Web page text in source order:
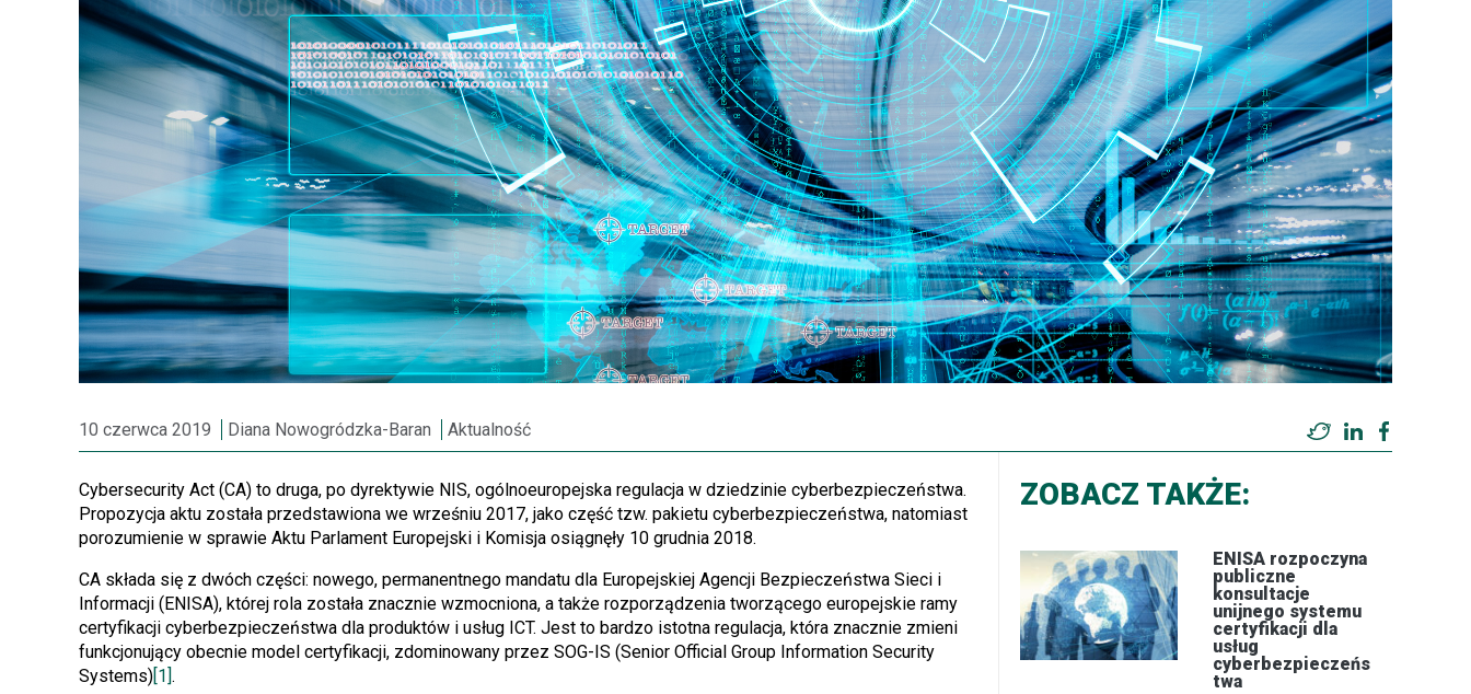
10 czerwca 2019 Diana Nowogródzka-Baran Aktualność TwitterLinkedIn
Cybersecurity Act (CA) to druga, po dyrektywie NIS, ogólnoeuropejska regulacja w dziedzinie cyberbezpieczeństwa.
Propozycja aktu została przedstawiona we wrześniu 2017, jako część tzw. pakietu cyberbezpieczeństwa, natomiast
porozumienie w sprawie Aktu Parlament Europejski i Komisja osiągnęły 10 grudnia 2018.
CA składa się z dwóch części: nowego, permanentnego mandatu dla Europejskiej Agencji Bezpieczeństwa Sieci i
Informacji (ENISA), której rola została znacznie wzmocniona, a także rozporządzenia tworzącego europejskie ramy
certyfikacji cyberbezpieczeństwa dla produktów i usług ICT. Jest to bardzo istotna regulacja, która znacznie zmieni
funkcjonujący obecnie model certyfikacji, zdominowany przez SOG-IS (Senior Official Group Information Security
Systems)[1].
ZOBACZ TAKŻE:
ENISA rozpoczyna
publiczne
konsultacje
unijnego systemu
certyfikacji dla
usług
cyberbezpieczeńs
twa